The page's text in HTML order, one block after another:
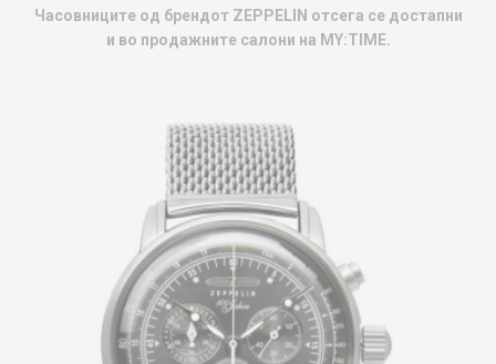
Часовниците од брендот ZEPPELIN отсега се достапни
и во продажните салони на MY:TIME.